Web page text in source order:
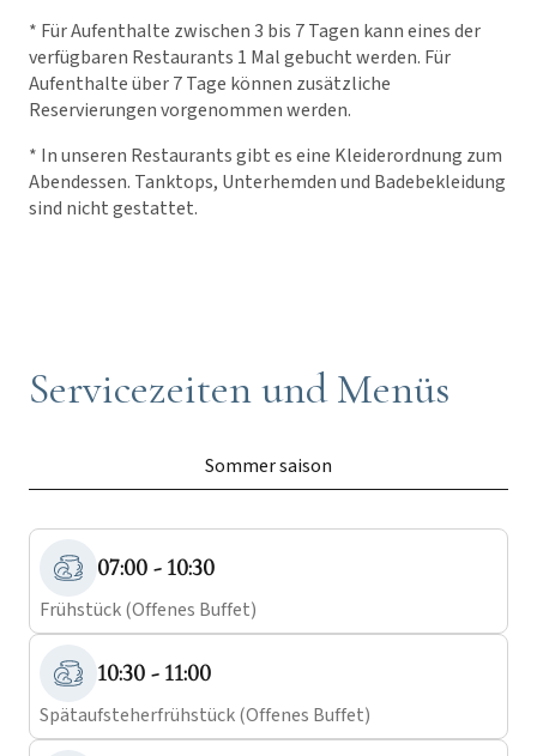
* Für Aufenthalte zwischen 3 bis 7 Tagen kann eines der
verfügbaren Restaurants 1 Mal gebucht werden. Für
Aufenthalte über 7 Tage können zusätzliche
Reservierungen vorgenommen werden.
* In unseren Restaurants gibt es eine Kleiderordnung zum
Abendessen. Tanktops, Unterhemden und Badebekleidung
sind nicht gestattet.
Servicezeiten und Menüs
Sommer saison
07:00 - 10:30
Frühstück (Offenes Buffet)
10:30 - 11:00
Spätaufsteherfrühstück (Offenes Buffet)